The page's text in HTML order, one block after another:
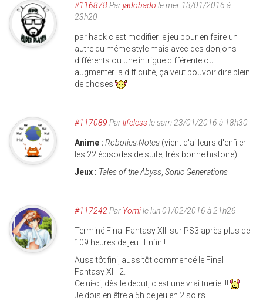
#116878Parjadobado le mer 13/01/2016 à
23h20
par hack c'est modifier le jeu pour en faire un
autre du même style mais avec des donjons
différents ou une intrigue différente ou
augmenter la difficulté, ça veut pouvoir dire plein
de choses
#117089 Parlifelessle sam 23/01/2016 à 18h30
Anime : Robotics;Notes (vient d'ailleurs d'enfiler
les 22 épisodes de suite; très bonne histoire)
Jeux : Tales of the Abyss Sonic Generations
#117242 Par Yomile lun 01/02/2016 à 21h26
Terminé Final Fantasy XIII sur PS3 après plus de
109 heures de jeu ! Enfin !
Aussitôt fini, aussitôt commencé le Final
Fantasy XIII-2.
Celui-ci, dès le debut, c'est une vrai tuerie !!!
Je dois en être a 5h de jeu en 2 soirs...